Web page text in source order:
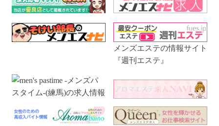
メンズエステの情報サイト
『週刊エステ』